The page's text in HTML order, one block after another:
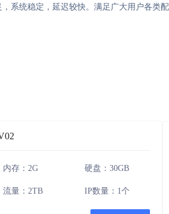
系统稳定，延迟较快。满足广大用户各类
内存：2G 硬盘：30GB
流量：2TB IP数量：1个